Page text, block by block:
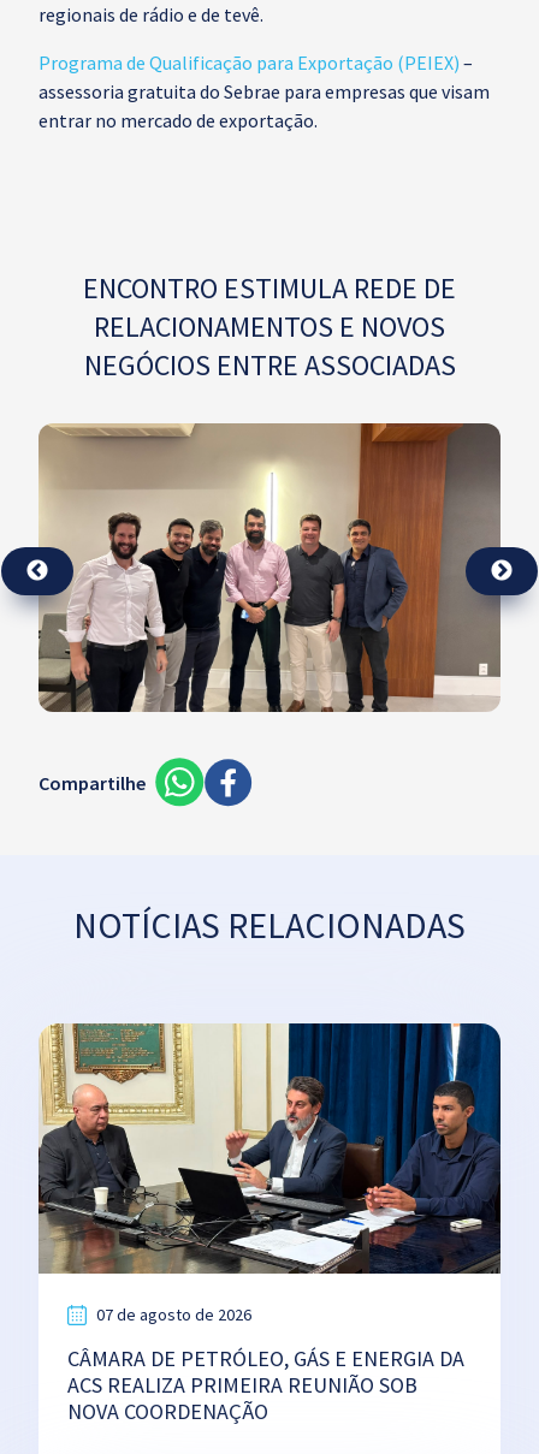
regionais de rádio e de tevê.
Programa de Qualificação para Exportação (PEIEX) –
assessoria gratuita do Sebrae para empresas que visam
entrar no mercado de exportação.
ENCONTRO ESTIMULA REDE DE
RELACIONAMENTOS E NOVOS
NEGÓCIOS ENTRE ASSOCIADAS
Compartilhe
NOTÍCIAS RELACIONADAS
07 de agosto de 2026
CÂMARA DE PETRÓLEO, GÁS E ENERGIA DA
ACS REALIZA PRIMEIRA REUNIÃO SOB
NOVA COORDENAÇÃO